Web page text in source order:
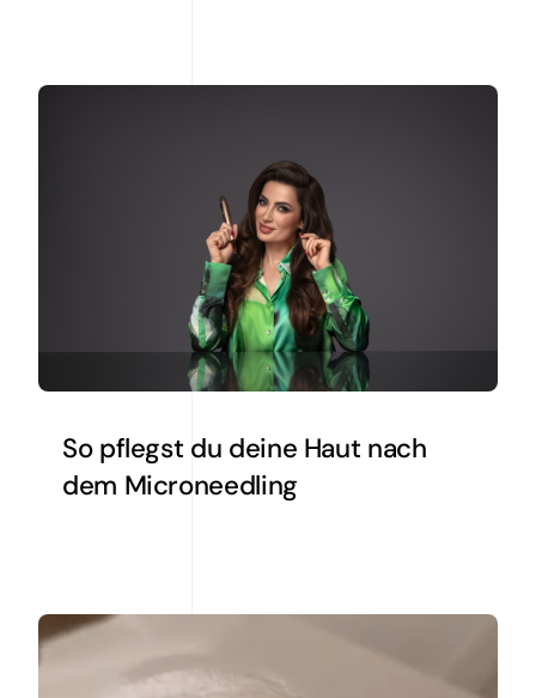
So pflegst du deine Haut nach
dem Microneedling